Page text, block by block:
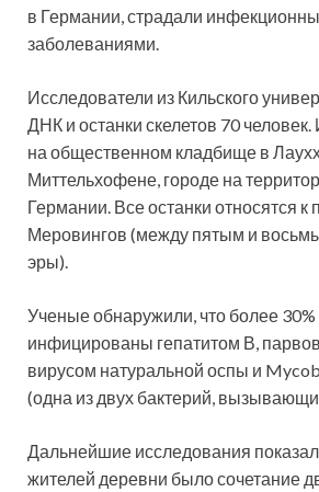
в Германии, страдали
заболеваниями.
Исследователи из Кильского
ДНК и останки скелетов 70
на общественном кладбище в
Миттельхофене, городе на
Германии. Все останки относятся к
Меровингов (между пятым и
эры).
Ученые обнаружили, что более
инфицированы гепатитом В,
вирусом натуральной оспы и
(одна из двух бактерий,
Дальнейшие исследования
жителей деревни было сочетание